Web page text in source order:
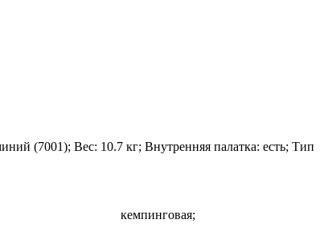
(7001); Вес: 10.7 кг; Внутренняя палатка: есть; Тип
кемпинговая;